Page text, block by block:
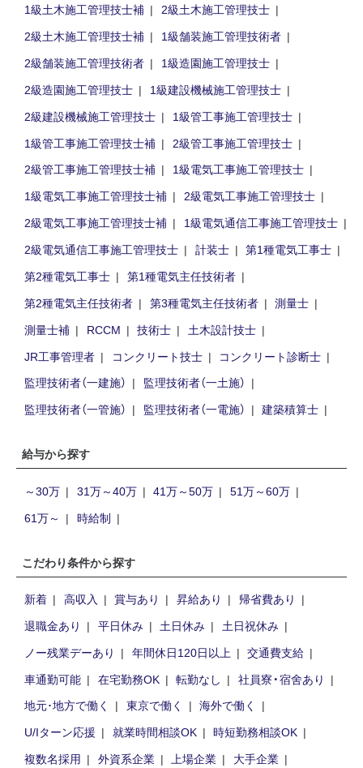
1級土木施工管理技士補
2級土木施工管理技士
2級土木施工管理技士補
1級舗装施工管理技術者
2級舗装施工管理技術者
1級造園施工管理技士
2級造園施工管理技士
1級建設機械施工管理技士
2級建設機械施工管理技士
1級管工事施工管理技士
1級管工事施工管理技士補
2級管工事施工管理技士
2級管工事施工管理技士補
1級電気工事施工管理技士
1級電気工事施工管理技士補
2級電気工事施工管理技士
2級電気工事施工管理技士補
1級電気通信工事施工管理技士
2級電気通信工事施工管理技士
計装士
第1種電気工事士
第2種電気工事士
第1種電気主任技術者
第2種電気主任技術者
第3種電気主任技術者
測量士
測量士補
RCCM 技術士
土木設計技士
JR工事管理者
コンクリート技士
コンクリート診断士
監理技術者（一建施）
監理技術者（一土施）
監理技術者（一管施）
監理技術者（一電施） 建築積算士
給与から探す
～30万 31万～40万 41万～50万
51万～60万
61万～
時給制
こだわり条件から探す
新着 高収入 賞与あり 昇給あり
帰省費あり
退職金あり
平日休み 土日休み
土日祝休み
ノー残業デーあり
年間休日120日以上
交通費支給
車通勤可能
在宅勤務OK 転勤なし
社員寮・宿舍あり
地元･地方で働く
東京で働く
海外で働く
U/Iターン応援
就業時間相談OK
時短勤務相談OK
複数名採用
外資系企業 上場企業
大手企業